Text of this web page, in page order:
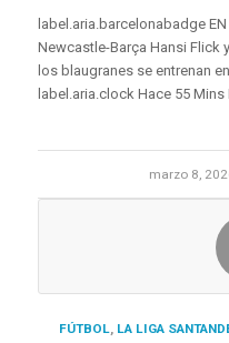
label.aria.barcelonabadge
Newcastle-Barça Hansi Flick
los blaugranes se entrenan
label.aria.clock Hace 55
marzo 8,
/
FÚTBOL, LA LIGA